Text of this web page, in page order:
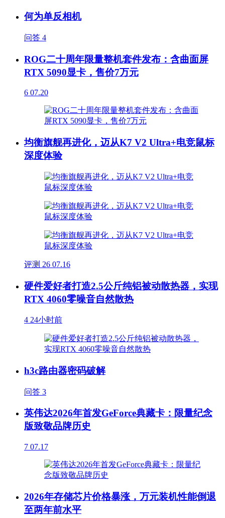
何为单反相机
问答 4
ROG二十周年限量整机套件发布：含曲面屏
RTX 5090显卡，售价7万元
6 07.20
均衡旗舰再进化，迈从K7 V2 Ultra+电竞鼠标
深度体验
评测 26 07.16
硬件爱好者打造2.5公斤纯铝被动散热器，实现
RTX 4060零噪音自然散热
4 24小时前
h3c路由器密码破解
问答 3
英伟达2026年首发GeForce典藏卡：限量纪念
版致敬品牌历史
7 07.17
2026年存储芯片价格暴涨，万元装机性能倒退
至两年前水平